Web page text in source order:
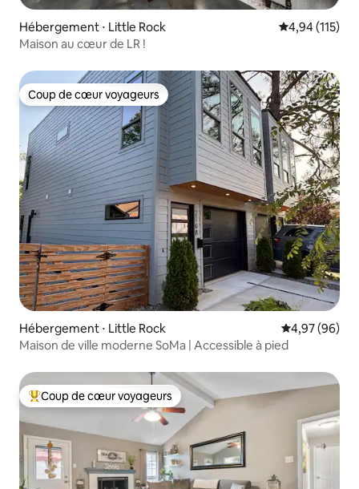
Hébergement ⋅ Little Rock Évaluation
4,94 (115)
Maison au cœur de LR !
Coup de cœur voyageurs
Coup de cœur voyageurs
Hébergement ⋅ Little Rock Évaluation
4,97 (96)
Maison de ville moderne SoMa | Accessible à pied
Coups de cœur voyageurs les plus appréciés
Coup de cœur voyageurs